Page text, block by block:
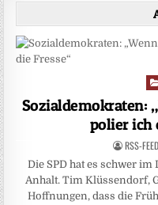
Sozialdemokraten:
polier ich
RSS-FEED
Die SPD hat es schwer
Anhalt. Tim Klüssendorf,
Hoffnungen, dass die